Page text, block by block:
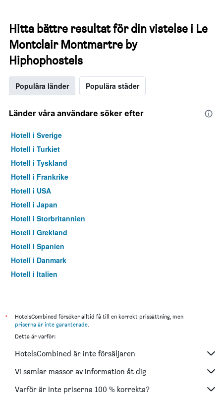
Hitta bättre resultat för din vistelse i Le
Montclair Montmartre by
Hiphophostels
Populära länder Populära städer
Länder våra användare söker efter
Hotell i Sverige
Hotell i Turkiet
Hotell i Tyskland
Hotell i Frankrike
Hotell i USA
Hotell i Japan
Hotell i Storbritannien
Hotell i Grekland
Hotell i Spanien
Hotell i Danmark
Hotell i Italien
*
HotelsCombined försöker alltid få till en korrekt prissättning, men
priserna är inte garanterade.
Detta är varför:
HotelsCombined är inte försäljaren
Vi samlar massor av information åt dig
Varför är inte priserna 100 % korrekta?